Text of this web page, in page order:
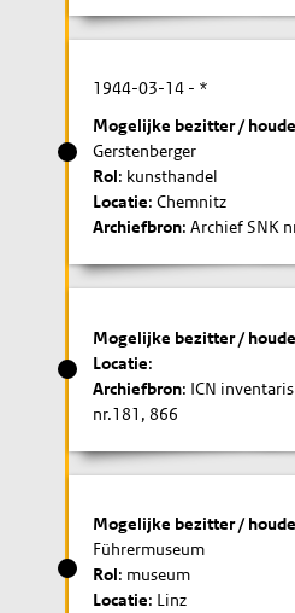
1944-03-14 - *
Mogelijke bezitter /
Gerstenberger
Rol: kunsthandel
Locatie: Chemnitz
Archiefbron: Archief SNK
Mogelijke bezitter /
Locatie:
Archiefbron: ICN
nr.181, 866
Mogelijke bezitter /
Führermuseum
Rol: museum
Locatie: Linz